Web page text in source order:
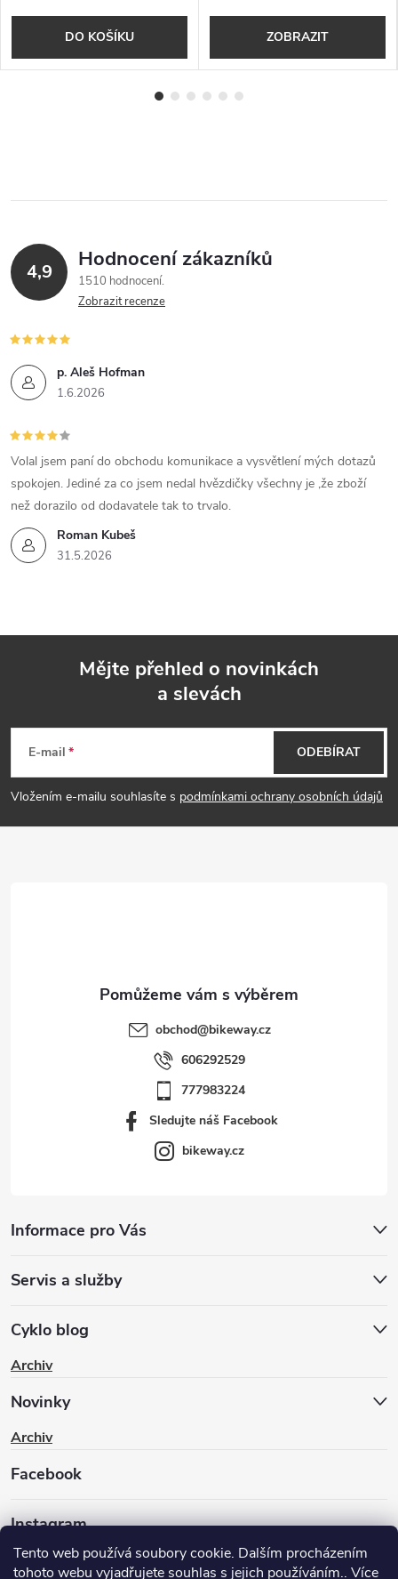
Tento web používá soubory cookie. Dalším procházením
tohoto webu vyjadřujete souhlas s jejich používáním.. Více
DO KOŠÍKU ZOBRAZIT
4,9 Hodnocení zákazníků
1510 hodnocení
Zobrazit recenze
p. Aleš Hofman
1.6.2026
Roman Kubeš
31.5.2026
Volal jsem paní do obchodu komunikace a vysvětlení mých dotazů
spokojen. Jediné za co jsem nedal hvězdičky všechny je ,že zboží
než dorazilo od dodavatele tak to trvalo.
p
Mějte přehled o novinkách
a slevách
E-mail
Vložením e-mailu souhlasíte s podmínkami ochrany osobních údajů
ODEBÍRAT
obchod@bikeway.cz
606292529
777983224
Sledujte náš Facebook
bikeway.cz
Informace pro Vás
Servis a služby
Cyklo blog
Archiv
Novinky
Archiv
Facebook
Instagram